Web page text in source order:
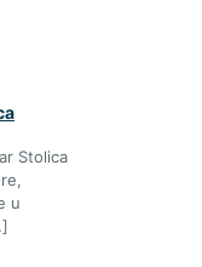
Stolica
u